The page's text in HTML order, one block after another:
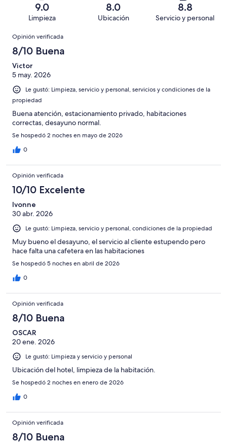
opiniones
opiniones
de
667
opiniones
Basada
22
de
opiniones
Terrible.
Basada
de
667
opiniones
9.0
Limpieza
8.0
Ubicación
8.8
Servicio y personal
Opiniones
Opinión verificada
8/10 Buena
Victor
5 may. 2026
Le gustó: Limpieza, servicio y personal, servicios y condiciones de la
propiedad
Buena atención, estacionamiento privado, habitaciones
correctas, desayuno normal.
Se hospedó 2 noches en mayo de 2026
0
Opinión verificada
10/10 Excelente
Ivonne
30 abr. 2026
Le gustó: Limpieza, servicio y personal, condiciones de la propiedad
Muy bueno el desayuno, el servicio al cliente estupendo pero
hace falta una cafetera en las habitaciones
Se hospedó 5 noches en abril de 2026
0
Opinión verificada
8/10 Buena
OSCAR
20 ene. 2026
Le gustó: Limpieza y servicio y personal
Ubicación del hotel, limpieza de la habitación.
Se hospedó 2 noches en enero de 2026
0
Opinión verificada
8/10 Buena